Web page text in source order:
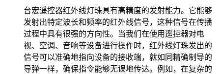
台宏遥控器红外线灯珠具有高精度的发射能力。它能够
发射出特定波长和频率的红外线信号，这种信号在传播
过程中具有很强的方向性。当我们在使用遥控器对电
视、空调、音响等设备进行操作时，红外线灯珠发出的
信号可以准确地指向设备的接收端，就如同精确制导的
导弹一样，确保指令能够无误地传达。例如，在复杂的